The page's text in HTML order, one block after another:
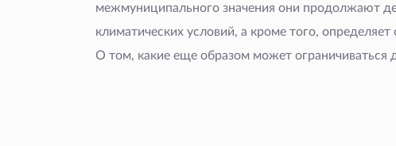
межмуниципального значения они продолжают
климатических условий, а кроме того,
О том, какие еще образом может